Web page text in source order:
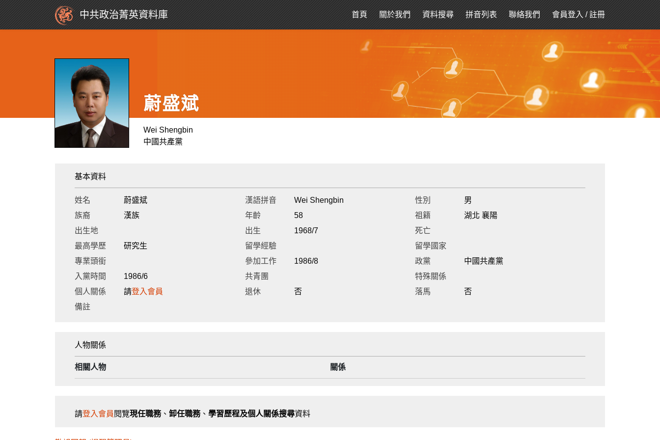
中共政治菁英資料庫 首頁 關於我們 資料搜尋 拼音列表 聯絡我們 會員登入/註冊
蔚盛斌
Wei Shengbin
中國共產黨
基本資料
姓名 蔚盛斌 漢語拼音 Wei Shengbin 性別
男
族裔
漢族 年齡 58 祖籍
湖北 襄陽
出生地
出生 1968/7
死亡
最高學歷
研究生 留學經驗
留學國家
專業頭銜
參加工作 1986/8 政黨
中國共產黨
入黨時間
1986/6 共青團
特殊關係
個人關係
請登入會員 退休 否 落馬
否
備註
人物關係
相關人物 關係
請登入會員 閱覽現任職務、 卸任職務、 學習歷程及個人關係搜尋資料